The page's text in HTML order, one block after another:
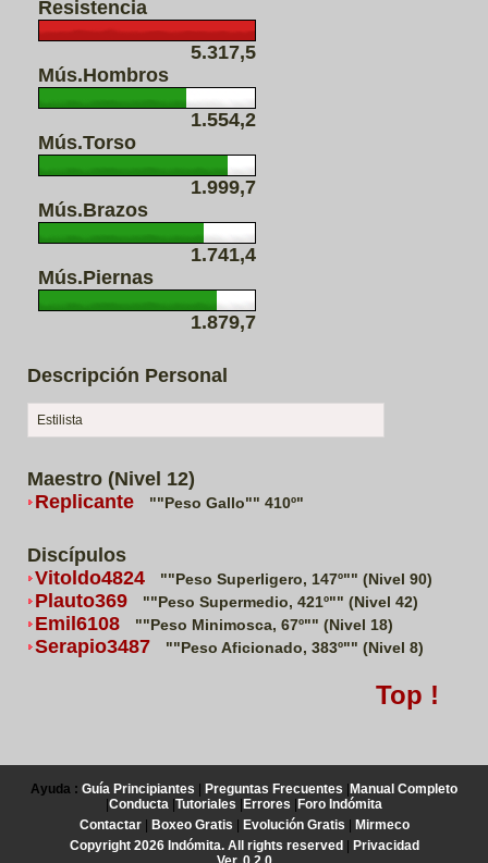
Resistencia
5.317,5
Mús.Hombros
1.554,2
Mús.Torso
1.999,7
Mús.Brazos
1.741,4
Mús.Piernas
1.879,7
Descripción Personal
Estilista
Maestro (Nivel 12)
Replicante
""Peso Gallo"" 410º"
Discípulos
Vitoldo4824
""Peso Superligero, 147º"" (Nivel 90)
Plauto369 ""Peso Supermedio, 421º"" (Nivel 42)
Emil6108 ""Peso Minimosca, 67º"" (Nivel 18)
Serapio3487 ""Peso Aficionado, 383º"" (Nivel 8)
Top !
Ayuda : Guía Principiantes Preguntas Frecuentes
Manual Completo
Conducta Tutoriales Errores
Foro Indómita
Contactar| Boxeo Gratis Evolución Gratis
Mirmeco
Copyright 2026 Indómita. All rights reserved
Privacidad